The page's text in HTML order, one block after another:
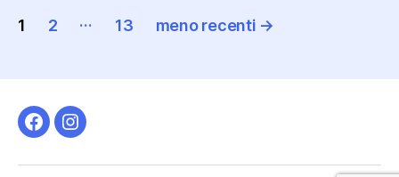
Navigazione
1 2 … 13 meno recenti →
FacebookInstagram